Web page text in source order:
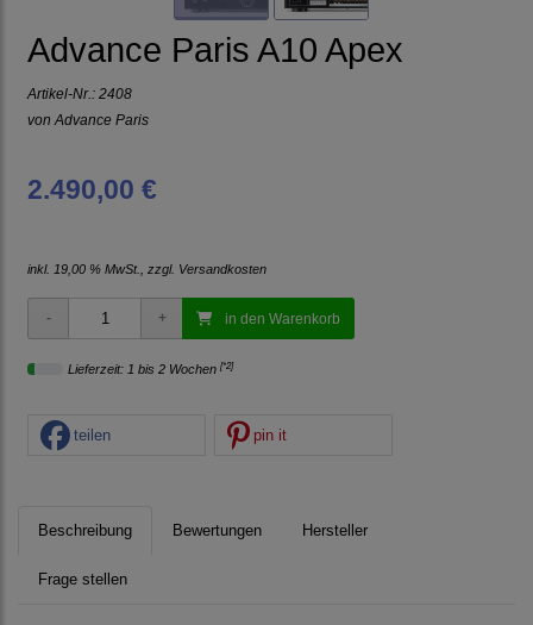
Advance Paris A10 Apex
Artikel-Nr.: 2408
von Advance Paris
2.490,00 €
inkl. 19,00 % MwSt., zzgl. Versandkosten
in den Warenkorb
Lieferzeit: 1 bis 2 Wochen [*2]
teilen pin it
Beschreibung Bewertungen Hersteller
Frage stellen